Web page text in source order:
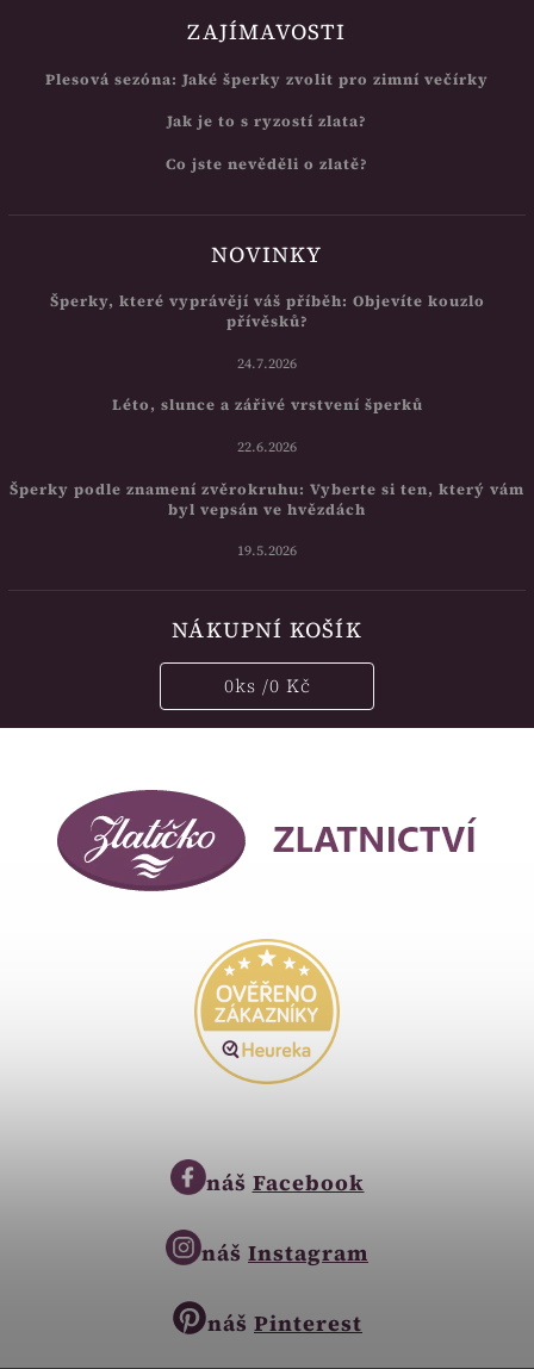
ZAJÍMAVOSTI
Plesová sezóna: Jaké šperky zvolit pro zimní večírky
Jak je to s ryzostí zlata?
Co jste nevěděli o zlatě?
NOVINKY
Šperky, které vyprávějí váš příběh: Objevíte kouzlo
přívěsků?
24.7.2026
Léto, slunce a zářivé vrstvení šperků
22.6.2026
Šperky podle znamení zvěrokruhu: Vyberte si ten, který vám
byl vepsán ve hvězdách
19.5.2026
NÁKUPNÍ KOŠÍK
0ks /0 Kč
náš Facebook
náš Instagram
náš Pinterest